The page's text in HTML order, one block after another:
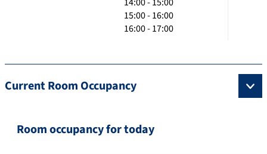
15:00 - 16:00
16:00 - 17:00
Current Room Occupancy
Room occupancy for today